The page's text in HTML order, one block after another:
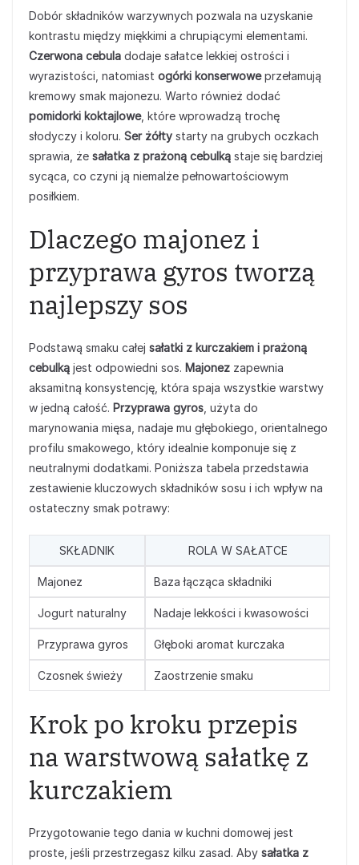
Dobór składników warzywnych pozwala na uzyskanie
kontrastu między miękkimi a chrupiącymi elementami.
Czerwona cebula dodaje sałatce lekkiej ostrości i
wyrazistości, natomiast ogórki konserwoweprzełamują
kremowy smak majonezu. Warto również dodać
pomidorki koktajlowe, które wprowadzą trochę
słodyczy i koloru. Ser żółty starty na grubych oczkach
sprawia, że sałatka z prażoną cebulką staje się bardziej
sycąca, co czyni ją niemalże pełnowartościowym
posiłkiem.
Dlaczego majonez i
przyprawa gyros tworzą
najlepszy sos
Podstawą smaku całej sałatki z kurczakiem i prażoną
cebulką jest odpowiedni sos. Majonez zapewnia
aksamitną konsystencję, która spaja wszystkie warstwy
w jedną całość. Przyprawa gyros , użyta do
marynowania mięsa, nadaje mu głębokiego, orientalnego
profilu smakowego, który idealnie komponuje się z
neutralnymi dodatkami. Poniższa tabela przedstawia
zestawienie kluczowych składników sosu i ich wpływ na
ostateczny smak potrawy:
SKŁADNIK ROLA W SAŁATCE
Majonez Baza łącząca składniki
Jogurt naturalny Nadaje lekkości i kwasowości
Przyprawa gyros Głęboki aromat kurczaka
Czosnek świeży Zaostrzenie smaku
Krok po kroku przepis
na warstwową sałatkę z
kurczakiem
Przygotowanie tego dania w kuchni domowej jest
proste, jeśli przestrzegasz kilku zasad. Aby sałatka z